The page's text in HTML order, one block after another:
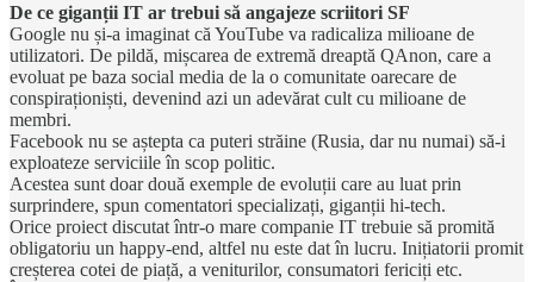
De ce giganții IT ar trebui să angajeze scriitori SF
Google nu și-a imaginat că YouTube va radicaliza milioane de
utilizatori. De pildă, mișcarea de extremă dreaptă QAnon, care a
evoluat pe baza social media de la o comunitate oarecare de
conspiraționiști, devenind azi un adevărat cult cu milioane de
membri.
Facebook nu se aștepta ca puteri străine (Rusia, dar nu numai) să-i
exploateze serviciile în scop politic.
Acestea sunt doar două exemple de evoluții care au luat prin
surprindere, spun comentatori specializați, giganții hi-tech.
Orice proiect discutat într-o mare companie IT trebuie să promită
obligatoriu un happy-end, altfel nu este dat în lucru. Inițiatorii promit
creșterea cotei de piață, a veniturilor, consumatori fericiți etc.